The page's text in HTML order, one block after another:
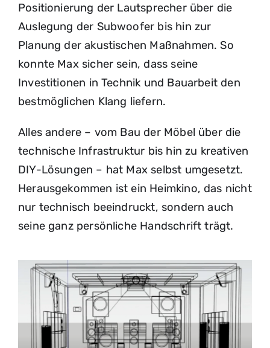
Positionierung der Lautsprecher über die
Auslegung der Subwoofer bis hin zur
Planung der akustischen Maßnahmen. So
konnte Max sicher sein, dass seine
Investitionen in Technik und Bauarbeit den
bestmöglichen Klang liefern.
Alles andere – vom Bau der Möbel über die
technische Infrastruktur bis hin zu kreativen
DIY-Lösungen – hat Max selbst umgesetzt.
Herausgekommen ist ein Heimkino, das nicht
nur technisch beeindruckt, sondern auch
seine ganz persönliche Handschrift trägt.